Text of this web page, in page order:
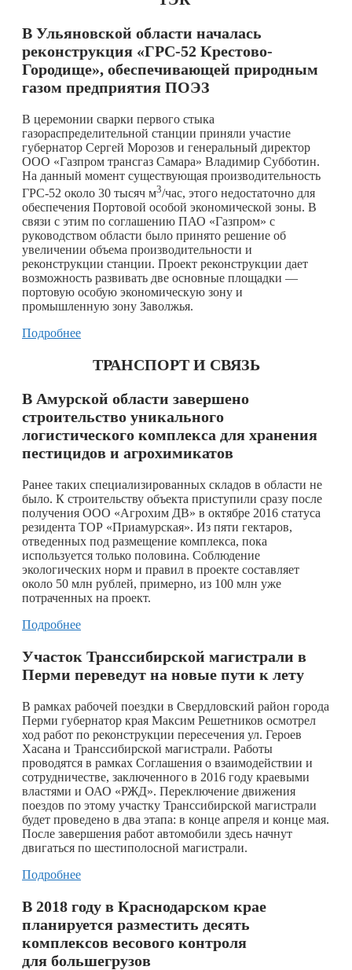
В Ульяновской области началась
реконструкция «ГРС-52 Крестово-
Городище», обеспечивающей природным
газом предприятия ПОЭЗ
В церемонии сварки первого стыка
газораспределительной станции приняли участие
губернатор Сергей Морозов и генеральный директор
ООО «Газпром трансгаз Самара» Владимир Субботин.
На данный момент существующая производительность
ГРС-52 около 30 тысяч м3/час, этого недостаточно для
обеспечения Портовой особой экономической зоны. В
связи с этим по соглашению ПАО «Газпром» с
руководством области было принято решение об
увеличении объема производительности и
реконструкции станции. Проект реконструкции дает
возможность развивать две основные площадки —
портовую особую экономическую зону и
промышленную зону Заволжья.
Подробнее
ТРАНСПОРТ И СВЯЗЬ
В Амурской области завершено
строительство уникального
логистического комплекса для хранения
пестицидов и агрохимикатов
Ранее таких специализированных складов в области не
было. К строительству объекта приступили сразу после
получения ООО «Агрохим ДВ» в октябре 2016 статуса
резидента ТОР «Приамурская». Из пяти гектаров,
отведенных под размещение комплекса, пока
используется только половина. Соблюдение
экологических норм и правил в проекте составляет
около 50 млн рублей, примерно, из 100 млн уже
потраченных на проект.
Подробнее
Участок Транссибирской магистрали в
Перми переведут на новые пути к лету
В рамках рабочей поездки в Свердловский район города
Перми губернатор края Максим Решетников осмотрел
ход работ по реконструкции пересечения ул. Героев
Хасана и Транссибирской магистрали. Работы
проводятся в рамках Соглашения о взаимодействии и
сотрудничестве, заключенного в 2016 году краевыми
властями и ОАО «РЖД». Переключение движения
поездов по этому участку Транссибирской магистрали
будет проведено в два этапа: в конце апреля и конце мая.
После завершения работ автомобили здесь начнут
двигаться по шестиполосной магистрали.
Подробнее
В 2018 году в Краснодарском крае
планируется разместить десять
комплексов весового контроля
для большегрузов